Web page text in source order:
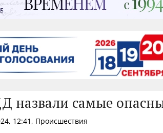
назвали самые
12:41, Происшествия